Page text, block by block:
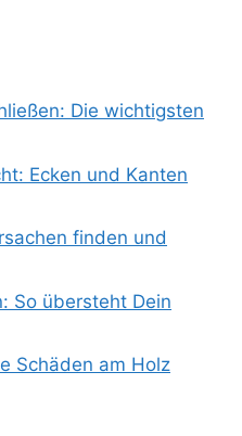
Die wichtigsten
Ecken und Kanten
finden und
So übersteht Dein
Schäden am Holz